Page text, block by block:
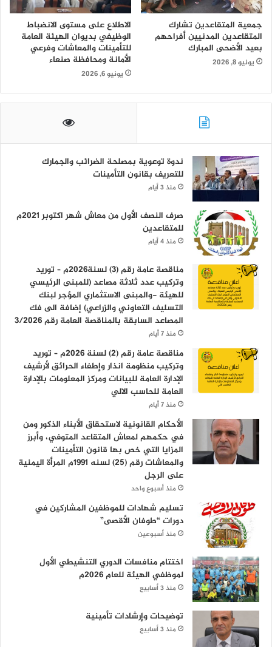
جمعية المتقاعدين تشارك
المتقاعدين المدنيين أفراحهم
بعيد الأضحى المبارك
يونيو 8, 2026
الاطلاع على مستوى الانضباط
الوظيفي بديوان الهيئة العامة
للتأمينات والمعاشات وفرعي
الأمانة ومحافظة صنعاء
يونيو 6, 2026
ندوة توعوية بمصلحة الضرائب والجمارك
للتعريف بقانون التأمينات
منذ 3 أيام
صرف النصف الأول من معاش شهر اكتوبر 2021م
للمتقاعدين
منذ 4 أيام
مناقصة عامة رقم (3) لسنة2026م – توريد
وتركيب عدد ثلاثة مصاعد (للمبنى الرئيسي
للهيئة -والمبنى الاستثماري المؤجر لبنك
التسليف التعاوني والزراعي) إضافة الى فك
المصاعد السابقة بالمناقصة العامة رقم 3/2026
منذ 7 أيام
مناقصة عامة رقم (2) لسنة 2026م – توريد
وتركيب منظومة انذار وإطفاء الحرائق لأرشيف
الإدارة العامة للبيانات ومركز المعلومات بالإدارة
العامة للحاسب الالي
منذ 7 أيام
الأحكام القانونية لاستحقاق الأبناء الذكور ومن
في حكمهم لمعاش المتقاعد المتوفي، وأبرز
المزايا التي خص بها قانون التأمينات
والمعاشات رقم (25) لسنه 1991م المرأة اليمنية
على الرجل
منذ أسبوع واحد
تسليم شهادات للموظفين المشاركين في
دورات “طوفان الأقصى”
منذ أسبوعين
اختتام منافسات الدوري التنشيطي الأول
لموظفي الهيئة للعام 2026م
منذ 3 أسابيع
توضيحات وإرشادات تأمينية
منذ 3 أسابيع